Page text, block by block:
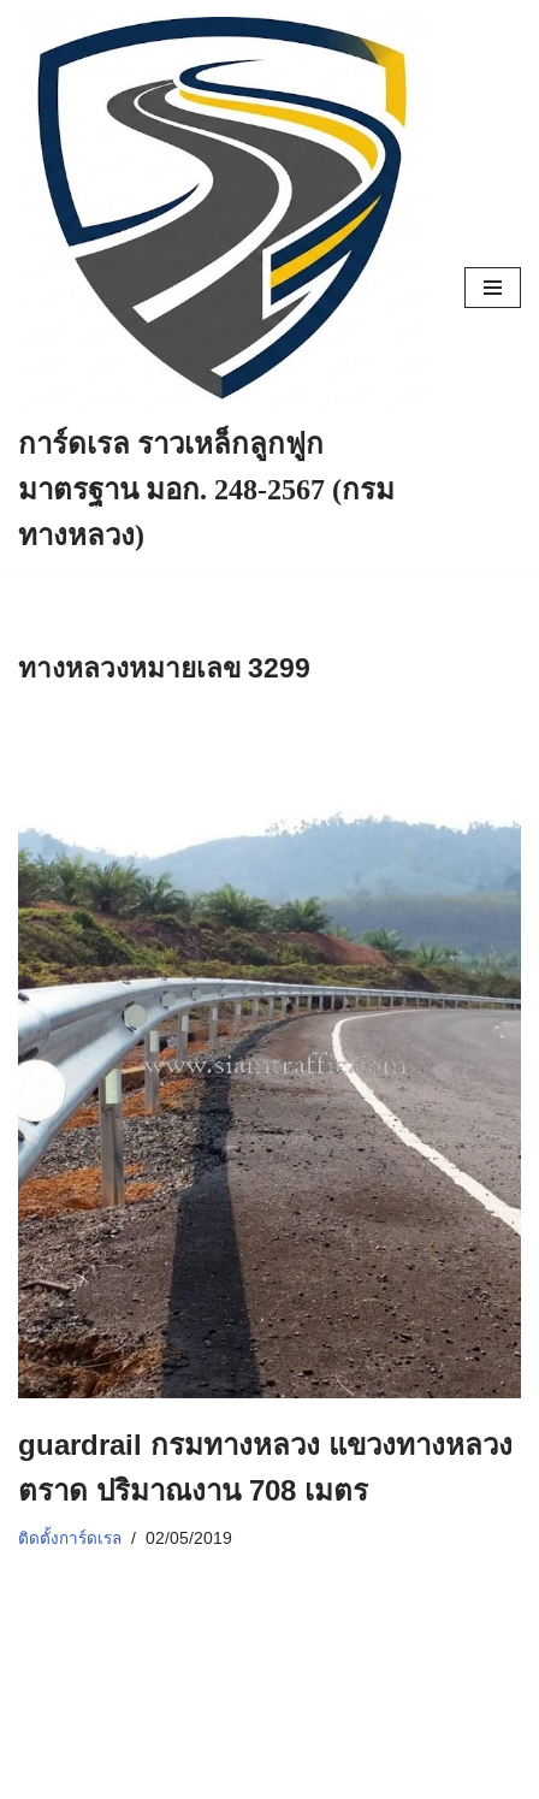
Skip
content
การ์ดเรล ราวเหล็กลูกฟูก
มาตรฐาน มอก. 248-2567 (กรม
ทางหลวง)
ทางหลวงหมายเลข 3299
guardrail กรมทางหลวง แขวงทางหลวง
ตราด ปริมาณงาน 708 เมตร
ติดตั้งการ์ดเรล 02/05/2019